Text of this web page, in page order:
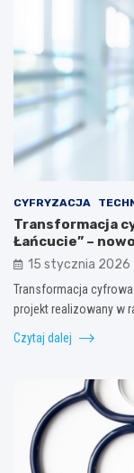
CYFRYZACJA
Transformacja
Łańcucie” –
15 stycznia 2026
Transformacja
projekt realizowany w
Czytaj dalej